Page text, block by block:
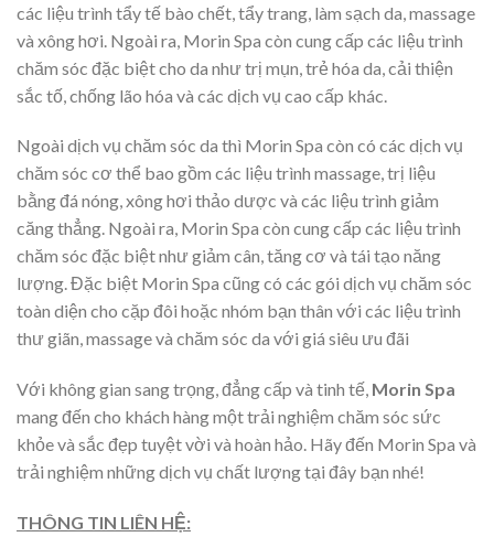
các liệu trình tẩy tế bào chết, tẩy trang, làm sạch da, massage
và xông hơi. Ngoài ra, Morin Spa còn cung cấp các liệu trình
chăm sóc đặc biệt cho da như trị mụn, trẻ hóa da, cải thiện
sắc tố, chống lão hóa và các dịch vụ cao cấp khác.
Ngoài dịch vụ chăm sóc da thì Morin Spa còn có các dịch vụ
chăm sóc cơ thể bao gồm các liệu trình massage, trị liệu
bằng đá nóng, xông hơi thảo dược và các liệu trình giảm
căng thẳng. Ngoài ra, Morin Spa còn cung cấp các liệu trình
chăm sóc đặc biệt như giảm cân, tăng cơ và tái tạo năng
lượng. Đặc biệt Morin Spa cũng có các gói dịch vụ chăm sóc
toàn diện cho cặp đôi hoặc nhóm bạn thân với các liệu trình
thư giãn, massage và chăm sóc da với giá siêu ưu đãi
Với không gian sang trọng, đẳng cấp và tinh tế, Morin Spa
mang đến cho khách hàng một trải nghiệm chăm sóc sức
khỏe và sắc đẹp tuyệt vời và hoàn hảo. Hãy đến Morin Spa và
trải nghiệm những dịch vụ chất lượng tại đây bạn nhé!
THÔNG TIN LIÊN HỆ: